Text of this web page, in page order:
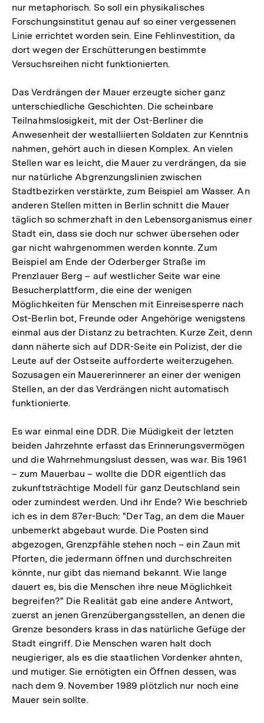
nur metaphorisch. So soll ein physikalisches
Forschungsinstitut genau auf so einer vergessenen
Linie errichtet worden sein. Eine Fehlinvestition, da
dort wegen der Erschütterungen bestimmte
Versuchsreihen nicht funktionierten.
Das Verdrängen der Mauer erzeugte sicher ganz
unterschiedliche Geschichten. Die scheinbare
Teilnahmslosigkeit, mit der Ost-Berliner die
Anwesenheit der westalliierten Soldaten zur Kenntnis
nahmen, gehört auch in diesen Komplex. An vielen
Stellen war es leicht, die Mauer zu verdrängen, da sie
nur natürliche Abgrenzungslinien zwischen
Stadtbezirken verstärkte, zum Beispiel am Wasser. An
anderen Stellen mitten in Berlin schnitt die Mauer
täglich so schmerzhaft in den Lebensorganismus einer
Stadt ein, dass sie doch nur schwer übersehen oder
gar nicht wahrgenommen werden konnte. Zum
Beispiel am Ende der Oderberger Straße im
Prenzlauer Berg – auf westlicher Seite war eine
Besucherplattform, die eine der wenigen
Möglichkeiten für Menschen mit Einreisesperre nach
Ost-Berlin bot, Freunde oder Angehörige wenigstens
einmal aus der Distanz zu betrachten. Kurze Zeit, denn
dann näherte sich auf DDR-Seite ein Polizist, der die
Leute auf der Ostseite aufforderte weiterzugehen.
Sozusagen ein Mauererinnerer an einer der wenigen
Stellen, an der das Verdrängen nicht automatisch
funktionierte.
Es war einmal eine DDR. Die Müdigkeit der letzten
beiden Jahrzehnte erfasst das Erinnerungsvermögen
und die Wahrnehmungslust dessen, was war. Bis 1961
– zum Mauerbau – wollte die DDR eigentlich das
zukunftsträchtige Modell für ganz Deutschland sein
oder zumindest werden. Und ihr Ende? Wie beschrieb
ich es in dem 87er-Buch: "Der Tag, an dem die Mauer
unbemerkt abgebaut wurde. Die Posten sind
abgezogen, Grenzpfähle stehen noch – ein Zaun mit
Pforten, die jedermann öffnen und durchschreiten
könnte, nur gibt das niemand bekannt. Wie lange
dauert es, bis die Menschen ihre neue Möglichkeit
begreifen?" Die Realität gab eine andere Antwort,
zuerst an jenen Grenzübergangsstellen, an denen die
Grenze besonders krass in das natürliche Gefüge der
Stadt eingriff. Die Menschen waren halt doch
neugieriger, als es die staatlichen Vordenker ahnten,
und mutiger. Sie ernötigten ein Öffnen dessen, was
nach dem 9. November 1989 plötzlich nur noch eine
Mauer sein sollte.